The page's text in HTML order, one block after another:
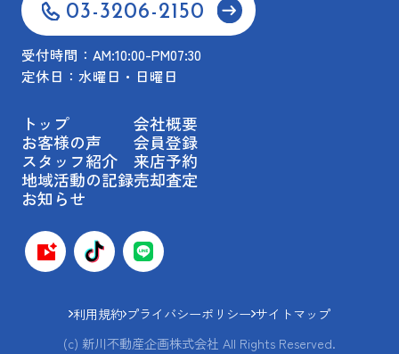
03-3206-2150
受付時間：AM:10:00-PM07:30
定休日：水曜日・日曜日
トップ
お客様の声
スタッフ紹介
地域活動の記録
お知らせ
会社概要
会員登録
来店予約
売却査定
利用規約 プライバシーポリシー サイトマップ
(c) 新川不動産企画株式会社 All Rights Reserved.